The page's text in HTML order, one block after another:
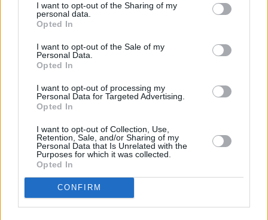
I want to opt-out of the Sharing of my
personal data.
Opted In
I want to opt-out of the Sale of my
Personal Data.
Opted In
I want to opt-out of processing my
Personal Data for Targeted Advertising.
Opted In
I want to opt-out of Collection, Use,
Retention, Sale, and/or Sharing of my
Personal Data that Is Unrelated with the
Purposes for which it was collected.
Opted In
CONFIRM
Πριν 7 ημέρες
Ο καιρός στη Χίο, σήμερα 3 Αυγούστου 2026